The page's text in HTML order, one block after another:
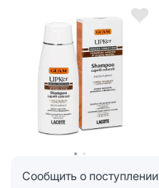
Сообщить о поступлении